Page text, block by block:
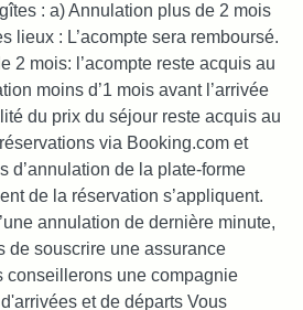
: a) Annulation plus de 2 mois
lieux : L’acompte sera remboursé.
2 mois: l’acompte reste acquis au
moins d’1 mois avant l’arrivée
du prix du séjour reste acquis au
via Booking.com et
d’annulation de la plate-forme
de la réservation s’appliquent.
annulation de dernière minute,
de souscrire une assurance
conseillerons une compagnie
et de départs Vous